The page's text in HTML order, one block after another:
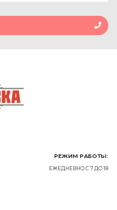
РЕЖИМ РАБОТЫ:
ЕЖЕДНЕВНО С 7 ДО 18